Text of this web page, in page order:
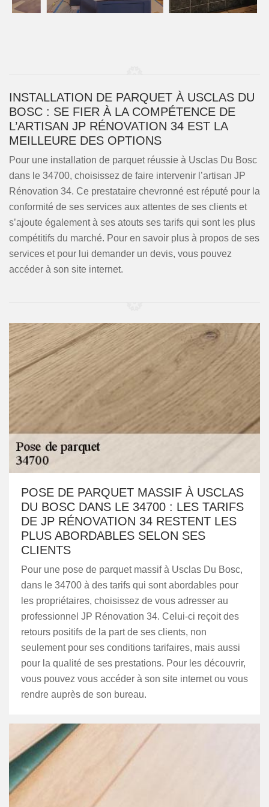
INSTALLATION DE PARQUET À USCLAS DU
BOSC : SE FIER À LA COMPÉTENCE DE
L’ARTISAN JP RÉNOVATION 34 EST LA
MEILLEURE DES OPTIONS
Pour une installation de parquet réussie à Usclas Du Bosc
dans le 34700, choisissez de faire intervenir l’artisan JP
Rénovation 34. Ce prestataire chevronné est réputé pour la
conformité de ses services aux attentes de ses clients et
s’ajoute également à ses atouts ses tarifs qui sont les plus
compétitifs du marché. Pour en savoir plus à propos de ses
services et pour lui demander un devis, vous pouvez
accéder à son site internet.
POSE DE PARQUET MASSIF À USCLAS
DU BOSC DANS LE 34700 : LES TARIFS
DE JP RÉNOVATION 34 RESTENT LES
PLUS ABORDABLES SELON SES
CLIENTS
Pour une pose de parquet massif à Usclas Du Bosc,
dans le 34700 à des tarifs qui sont abordables pour
les propriétaires, choisissez de vous adresser au
professionnel JP Rénovation 34. Celui-ci reçoit des
retours positifs de la part de ses clients, non
seulement pour ses conditions tarifaires, mais aussi
pour la qualité de ses prestations. Pour les découvrir,
vous pouvez vous accéder à son site internet ou vous
rendre auprès de son bureau.